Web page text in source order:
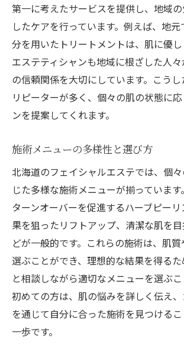
第一に考えたサービスを提供し、地域
したケアを行っています。例えば、地
分を用いたトリートメントは、肌に優し
エステティシャンも地域に根ざした人
の信頼関係を大切にしています。こうし
リピーターが多く、個々の肌の状態に
ンを提案してくれます。
施術メニューの多様性と選び方
北海道のフェイシャルエステでは、個
じた多様な施術メニューが揃っていま
ターンオーバーを促進するハーブピー
果を狙ったリフトアップ、清潔な肌を
どが一般的です。これらの施術は、肌
選ぶことができ、理想的な結果を得る
と相談しながら適切なメニューを選ぶこ
初めての方は、肌の悩みを詳しく伝え
を通じて自分に合った施術を見つける
一歩です。